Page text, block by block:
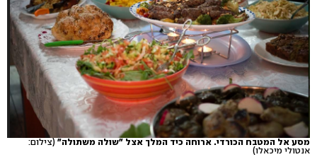
מסע אל המטבח הכורדי. ארוחה כיד המלך אצל "שולה משתולה" (צילום:
אנטולי מיכאלו)